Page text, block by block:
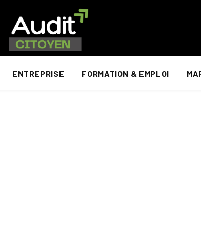
ENTREPRISE FORMATION & EMPLOI